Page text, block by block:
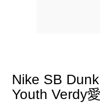
Nike SB
Youth Verdy